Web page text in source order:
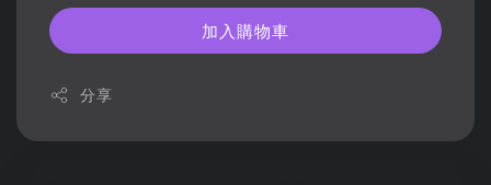
加入購物車
分享